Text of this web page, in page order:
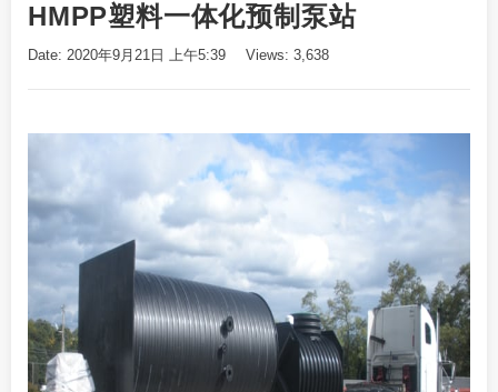
HMPP塑料一体化预制泵站
Date: 2020年9月21日 上午5:39 Views: 3,638